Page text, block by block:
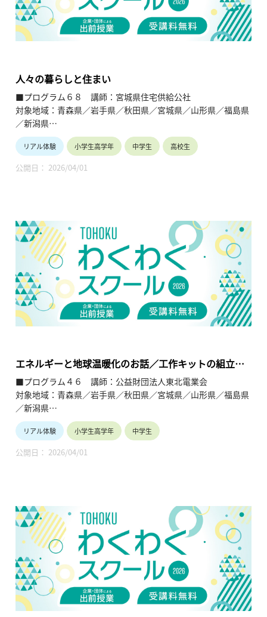
【TOHOKUわくわくスクール】主催：公益財団法人東北活性化
研究センター（https://www.kasseiken.jp/）
東北6県ならびに新潟県の小学生・中学生・高校生を対象と
企業や団体の活動内容に触れることで、地元の地域社会・産業
の理解を深めると共に、将来の選択肢の参考としてもらうこと
を目的とします。
人々の暮らしと住まい
■プログラム６８ 講師：宮城県住宅供給公社
対象地域：青森県／岩手県／秋田県／宮城県／山形県／福島県
／新潟県
【テーマ】
人々の暮らしと住まい
①安心安全な住まい
【内容】
・住まいの働きや家庭の生活と住まい、自然の恵みと災害（東
日本大震災）、健康や高齢者にやさしい住まい、さらに人口増
加や産業活動と住まいとの関わりについて、住教育に役立つ気
づきや学びの機会を提供する。
・リアルな地域学習として居住地に近い素材・写真などを多用
し、宮城県沿岸部の災害公営住宅を素材とする。（現地見学要
らが考えるきっかけとする。
【TOHOKUわくわくスクール】主催：公益財団法人東北活性化
研究センター（https://www.kasseiken.jp/）
東北6県ならびに新潟県の小学生・中学生・高校生を対象と
し、当地域に所在し活躍している様々な分野の企業や団体とを
繋ぐ出前授業です。学問の面白さ・楽しさに触れつつ、地元の
企業や団体の活動内容に触れることで、地元の地域社会・産業
リアル体験 小学生高学年 中学生 高校生
公開日： 2026/04/01
エネルギーと地球温暖化のお話／工作キットの組立体
験
■プログラム４６ 講師：公益財団法人東北電業会
対象地域：青森県／岩手県／秋田県／宮城県／山形県／福島県
／新潟県
【テーマ】
・エネルギー（電気）と地球温暖化のお話し
・工作キットの組立・体験
・発電用工作キットを一人一人組立て、電球点灯などを体験す
る。
【TOHOKUわくわくスクール】主催：公益財団法人東北活性化
研究センター（https://www.kasseiken.jp/）
東北6県ならびに新潟県の小学生・中学生・高校生を対象と
し、当地域に所在し活躍している様々な分野の企業や団体とを
繋ぐ出前授業です。学問の面白さ・楽しさに触れつつ、地元の
リアル体験 小学生高学年 中学生
公開日： 2026/04/01